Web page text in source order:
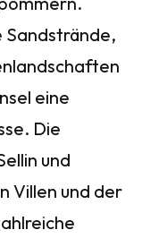
eine
Die
und
Villen und der